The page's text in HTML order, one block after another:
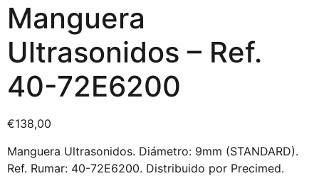
Manguera
Ultrasonidos – Ref.
40-72E6200
€138,00
Manguera Ultrasonidos. Diámetro: 9mm (STANDARD).
Ref. Rumar: 40-72E6200. Distribuido por Precimed.